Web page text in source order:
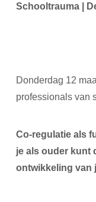
Schooltrauma |
Donderdag 12
professionals van
Co-regulatie als
je als ouder kunt
ontwikkeling van